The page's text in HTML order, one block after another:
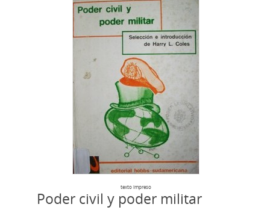
texto impreso
Poder civil y poder militar